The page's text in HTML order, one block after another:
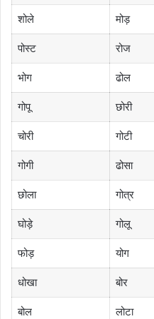
शोले मोड़
पोस्ट रोज
भोग ढोल
गोपू छोरी
चोरी गोटी
गोगी ढोसा
छोला गोत्र
घोड़े गोलू
फोड़ योग
धोखा बोर
बोल लोटा